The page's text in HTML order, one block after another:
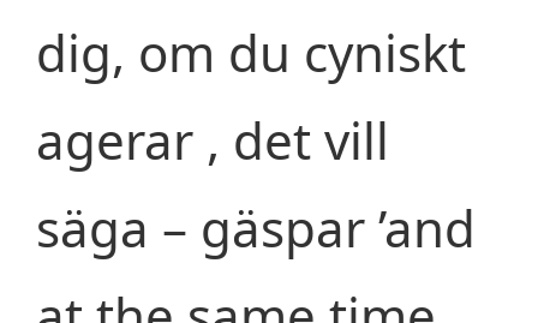
dig, om du cyniskt
agerar , det vill
säga – gäspar ’and